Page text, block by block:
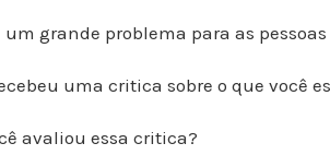
um grande problema para as
uma critica sobre o que você
avaliou essa critica?